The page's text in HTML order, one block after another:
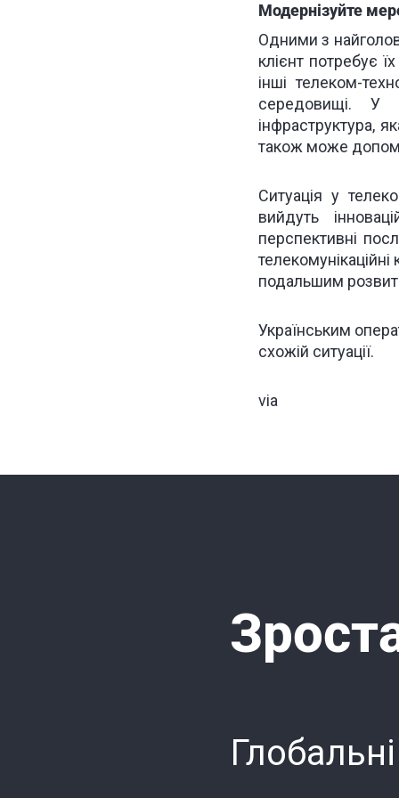
Модернізуйте
Одними з
клієнт потребує
інші телеком-
середовищі. У
інфраструктура,
також може
Ситуація у
вийдуть
перспективні
подальшим
Українським
схожій ситуації.
via